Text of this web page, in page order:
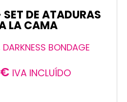
DE ATADURAS
LA CAMA
DARKNESS BONDAGE
€ IVA INCLUÍDO